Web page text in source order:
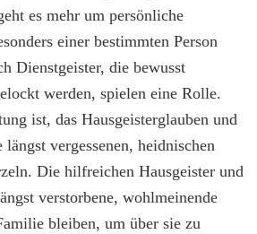
es mehr um persönliche
einer bestimmten Person
Dienstgeister, die bewusst
werden, spielen eine Rolle.
ist, das Hausgeisterglauben und
vergessenen, heidnischen
Die hilfreichen Hausgeister und
verstorbene, wohlmeinende
bleiben, um über sie zu